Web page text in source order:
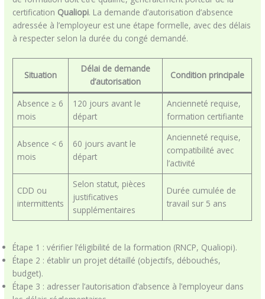
certification Qualiopi. La demande d’autorisation d’absence
adressée à l’employeur est une étape formelle, avec des délais
à respecter selon la durée du congé demandé.
Situation
Délai de demande
d’autorisation
Condition principale
Absence ≥ 6
mois
120 jours avant le
départ
Ancienneté requise,
formation certifiante
Absence < 6
mois
60 jours avant le
départ
Ancienneté requise,
compatibilité avec
l’activité
CDD ou
intermittents
Selon statut, pièces
justificatives
supplémentaires
Durée cumulée de
travail sur 5 ans
Étape 1 : vérifier l’éligibilité de la formation (RNCP, Qualiopi).
Étape 2 : établir un projet détaillé (objectifs, débouchés,
budget).
Étape 3 : adresser l’autorisation d’absence à l’employeur dans